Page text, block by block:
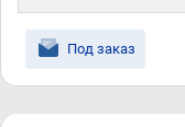
Под заказ